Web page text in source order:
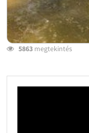
5863megtekintés